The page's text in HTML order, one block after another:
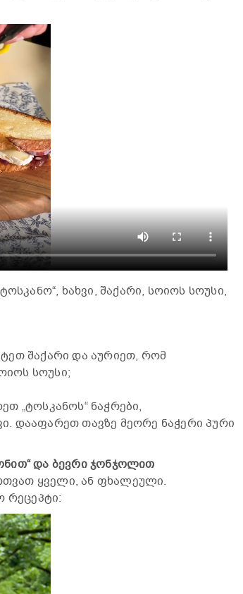
ხახვი, შაქარი, სოიოს სოუსი,
შაქარი და აურიეთ, რომ
სოუსი;
„ტოსკანოს“ ნაჭრები,
დააფარეთ თავზე მეორე ნაჭერი პური
და ბევრი ჯონჯოლით
ყველი, ან ფხალეული.
რეცეპტი: